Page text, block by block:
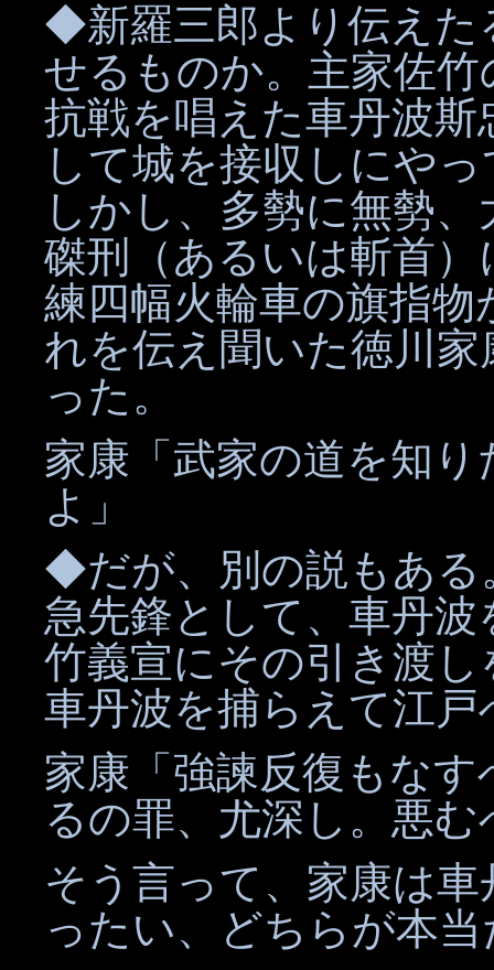
◆新羅三郎より伝えた
せるものか。主家佐
抗戦を唱えた車丹波
して城を接収しにや
しかし、多勢に無勢
磔刑（あるいは斬首
練四幅火輪車の旗指
れを伝え聞いた徳川
った。
家康「武家の道を知
よ」
◆だが、別の説もある
急先鋒として、車丹
竹義宣にその引き渡
車丹波を捕らえて江戸
家康「強諫反復もな
るの罪、尤深し。悪
そう言って、家康は
ったい、どちらが本